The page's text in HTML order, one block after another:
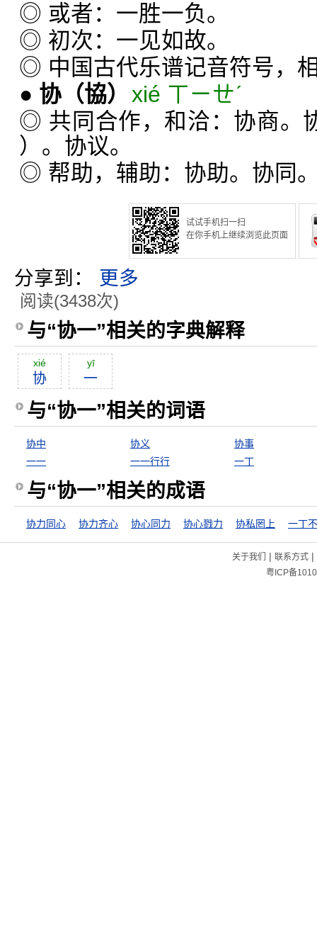
◎ 或者：一胜一负。
◎ 初次：一见如故。
◎ 中国古代乐谱记音符号，
● 协 （協） xié ㄒㄧㄝˊ
◎ 共同合作，和洽：协商。
）。协议。
◎ 帮助，辅助：协助。协同
试试手机扫一扫
在你手机上继续浏览此页面
分享到： 更多
阅读(3438次)
与“协一”相关的字典解释
xié
协
yī
一
与“协一”相关的词语
协中 协义
协事
一一
一一行行 一丁
与“协一”相关的成语
协力同心 协力齐心 协心同力 协心戮力 协私罔上 一丁
关于我们 | 联系方式|
粤ICP备